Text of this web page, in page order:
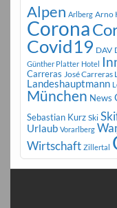
Alpen Arlberg Arno
Corona
Covid19 DAV
Günther Platter Hotel
Carreras José
Landeshauptmann
München News
Sebastian Kurz Ski
Urlaub Vorarlberg
Wirtschaft Zillertal